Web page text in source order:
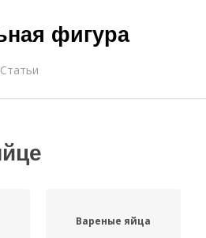
фигура
Статьи
Вареные яйца